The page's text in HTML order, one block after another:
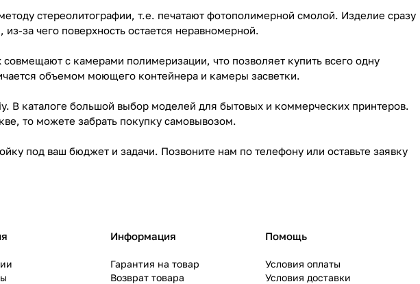
стереолитографии, т.е. печатают фотополимерной смолой. Изделие сразу
за чего поверхность остается неравномерной.
с камерами полимеризации, что позволяет купить всего одну
объемом моющего контейнера и камеры засветки.
В каталоге большой выбор моделей для бытовых и коммерческих принтеров.
то можете забрать покупку самовывозом.
под ваш бюджет и задачи. Позвоните нам по телефону или оставьте заявку
Информация
Гарантия на товар
Возврат товара
Помощь
Условия оплаты
Условия доставки